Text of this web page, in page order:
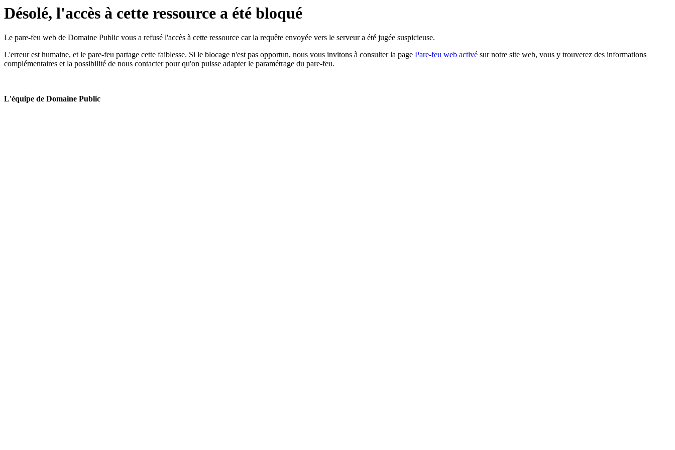
Désolé, l'accès à cette ressource a été bloqué
Le pare-feu web de Domaine Public vous a refusé l'accès à cette ressource car la requête envoyée vers le serveur a été jugée suspicieuse.
L'erreur est humaine, et le pare-feu partage cette faiblesse. Si le blocage n'est pas opportun, nous vous invitons à consulter la page Pare-feu web activé sur notre site web, vous y trouverez des informations
complémentaires et la possibilité de nous contacter pour qu'on puisse adapter le paramétrage du pare-feu.
L'équipe de Domaine Public